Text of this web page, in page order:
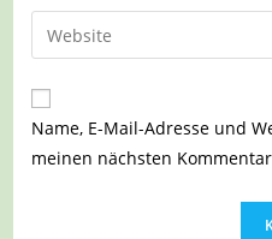
zum
Kommentieren
ein
E-
Mail-
zum
Kommentieren
ein
Gib
deine
Website-
URL
Name, E-Mail-Adresse und
meinen nächsten